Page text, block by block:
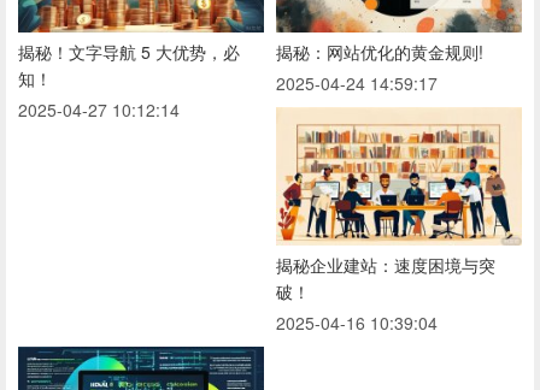
揭秘！文字导航 5 大优势，必
知！
2025-04-27 10:12:14
揭秘：网站优化的黄金规则!
2025-04-24 14:59:17
揭秘企业建站：速度困境与突
破！
2025-04-16 10:39:04